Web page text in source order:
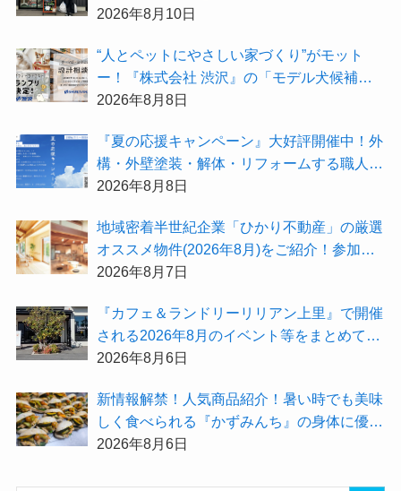
ホワイトニング専門店「ハピカル」
2026年8月10日
“人とペットにやさしい家づくり”がモット
ー！『株式会社 渋沢』の「モデル犬候補」
が選出されました★『テーマ別 住宅相談
2026年8月8日
『夏の応援キャンペーン』大好評開催中！外
構・外壁塗装・解体・リフォームする職人を
探すなら『街の職人さん.com』がオススメ
2026年8月8日
地域密着半世紀企業「ひかり不動産」の厳選
オススメ物件(2026年8月)をご紹介！参加費
無料『”木の家”新潟工場見学会』のご予約も
2026年8月7日
『カフェ＆ランドリーリリアン上里』で開催
される2026年8月のイベント等をまとめてご
紹介！
2026年8月6日
新情報解禁！人気商品紹介！暑い時でも美味
しく食べられる『かずみんち』の身体に優し
い天然酵母手作り減塩パンを召し上がれ♪
2026年8月6日